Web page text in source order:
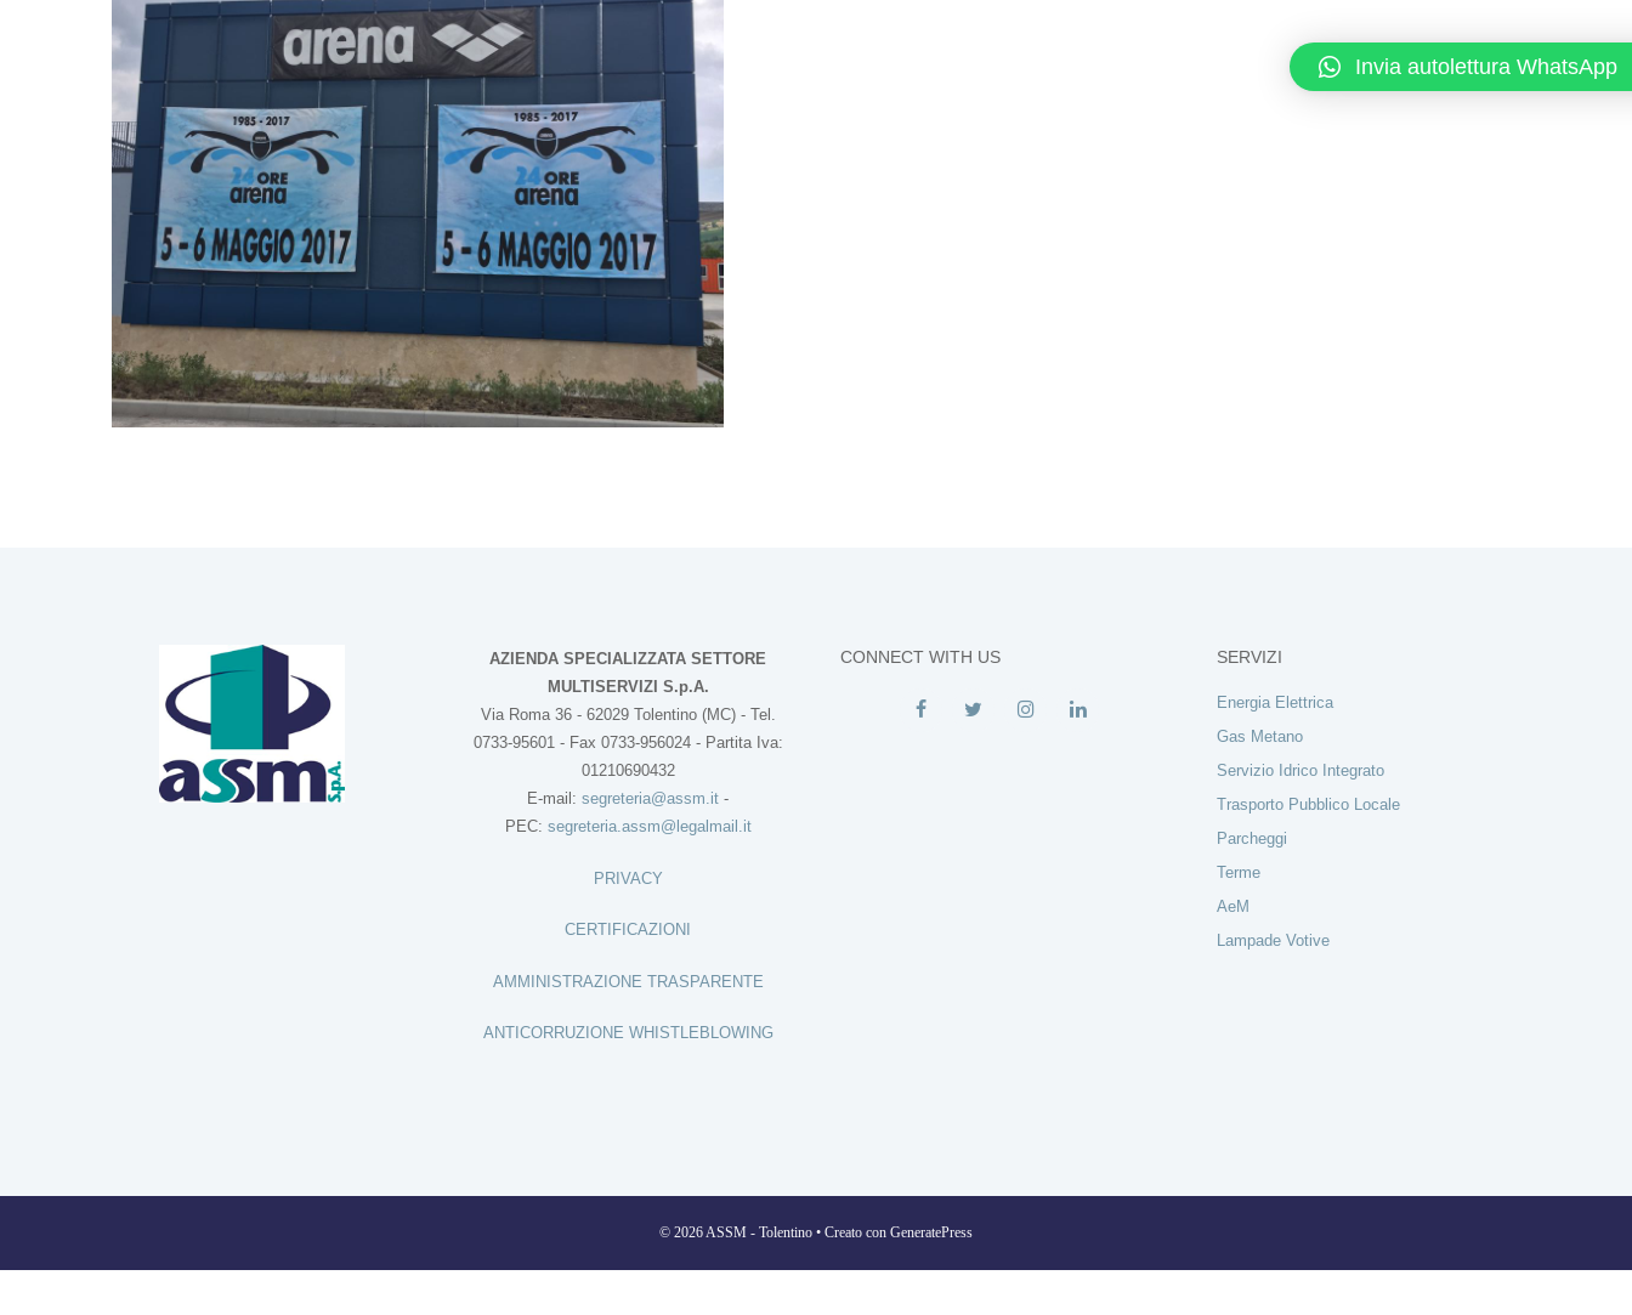
AZIENDA SPECIALIZZATA SETTORE
MULTISERVIZI S.p.A.
Via Roma 36 - 62029 Tolentino (MC) - Tel.
0733-95601 - Fax 0733-956024 - Partita Iva:
01210690432
E-mail: segreteria@assm.it -
PEC: segreteria.assm@legalmail.it
PRIVACY
CERTIFICAZIONI
AMMINISTRAZIONE TRASPARENTE
ANTICORRUZIONE WHISTLEBLOWING
CONNECT WITH US SERVIZI
Energia Elettrica
Gas Metano
Servizio Idrico Integrato
Trasporto Pubblico Locale
Parcheggi
Terme
AeM
Lampade Votive
© 2026 ASSM - Tolentino • Creato con GeneratePress
Invia autolettura WhatsApp